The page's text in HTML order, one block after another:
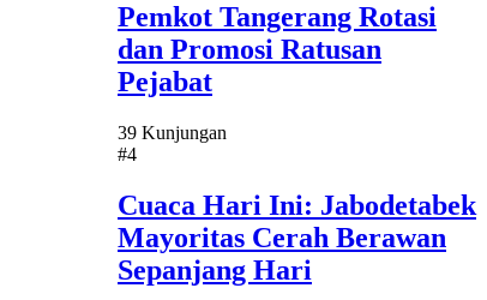
Pemkot Tangerang Rotasi
dan Promosi Ratusan
Pejabat
39 Kunjungan
#4
Cuaca Hari Ini: Jabodetabek
Mayoritas Cerah Berawan
Sepanjang Hari